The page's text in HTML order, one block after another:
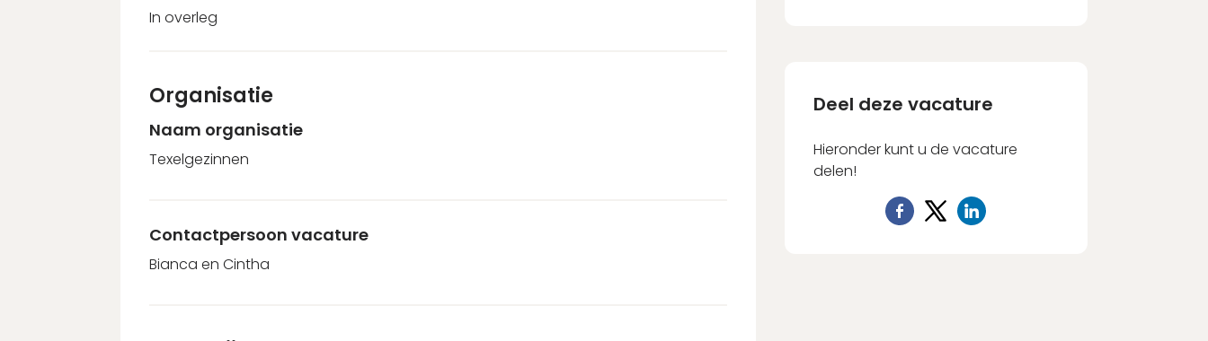
In overleg
Organisatie
Naam organisatie
Texelgezinnen
Contactpersoon vacature
Bianca en Cintha
Deel deze vacature
Hieronder kunt u de vacature
delen!